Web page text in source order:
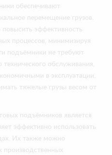
обеспечивают
перемещение грузов.
эффективность
процессов, минимизируя
подъёмники не требуют
обслуживания,
в эксплуатации.
тяжелые грузы весом от
подъёмников является
эффективно использовать
Их также можно
производственных